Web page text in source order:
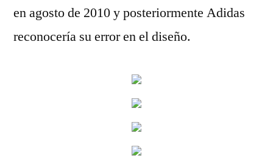
en agosto de 2010 y posteriormente Adidas
reconocería su error en el diseño.